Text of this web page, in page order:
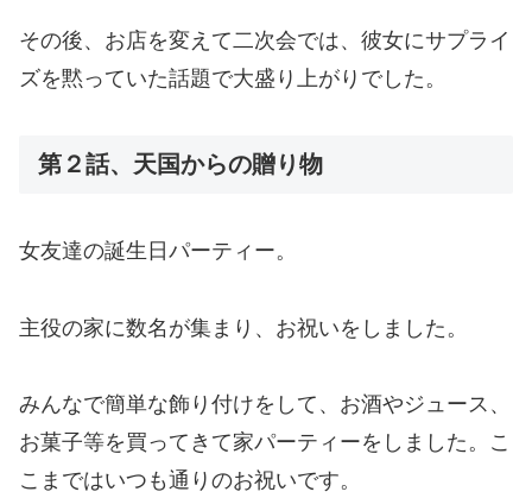
その後、お店を変えて二次会では、彼女にサプライ
ズを黙っていた話題で大盛り上がりでした。
第２話、天国からの贈り物
女友達の誕生日パーティー。
主役の家に数名が集まり、お祝いをしました。
みんなで簡単な飾り付けをして、お酒やジュース、
お菓子等を買ってきて家パーティーをしました。こ
こまではいつも通りのお祝いです。